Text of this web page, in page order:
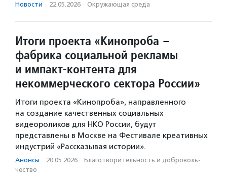
Новости · 22.05.2026 · Окружающая среда
Итоги проекта «Кинопроба –
фабрика социальной рекламы
и импакт-контента для
некоммерческого сектора России»
Итоги проекта «Кинопроба», направленного
на создание качественных социальных
видеороликов для НКО России, будут
представлены в Москве на Фестивале креативных
индустрий «Рассказывая истории».
Анонсы · 20.05.2026 · Благотвори­тель­ность и доброволь­
чест­во